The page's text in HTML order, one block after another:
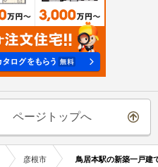
ページトップへ
彦根市 鳥居本駅の新築一戸建